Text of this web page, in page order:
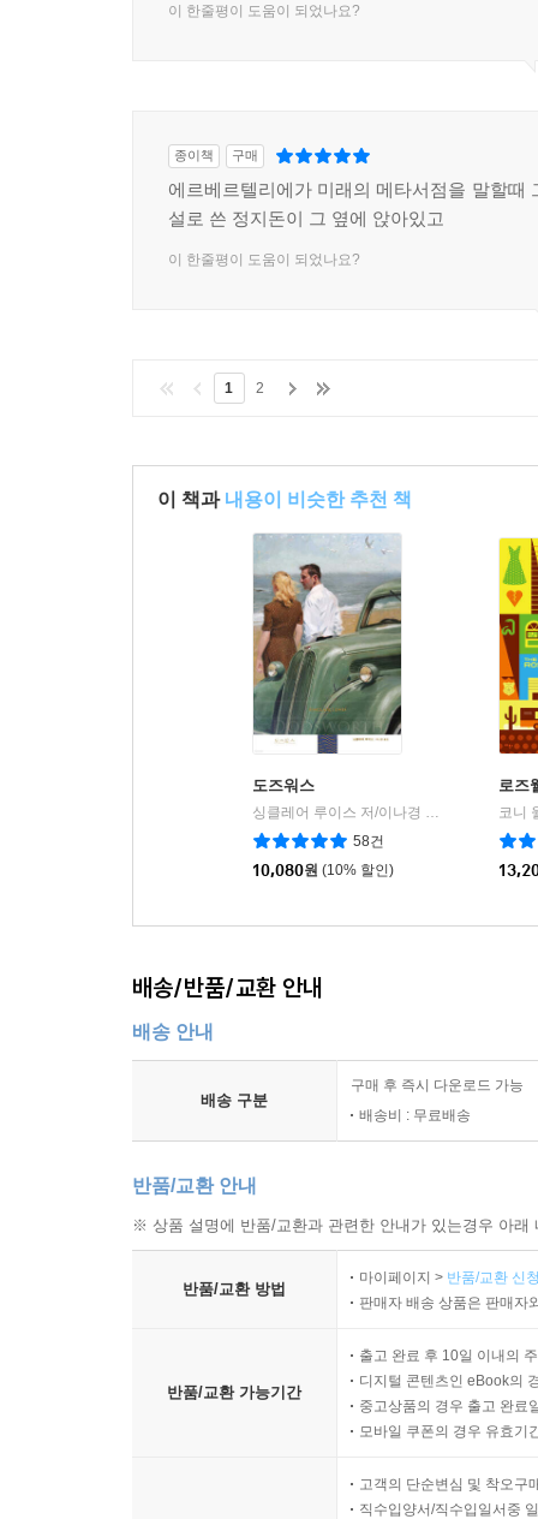
이 한줄평이 도움이 되었나요?
종이책 구매
에르베르텔리에가 미래의 메타서점을 말할때
설로 쓴 정지돈이 그 옆에 앉아있고
이 한줄평이 도움이 되었나요?
1 2
이 책과 내용이 비슷한 추천 책
도즈워스
휴머니스트
58건
10,080원 (10% 할인)
로즈
코니
배송/반품/교환 안내
배송 안내
배송 구분
구매 후 즉시 다운로드 가능
배송비 : 무료배송
반품/교환 안내
※ 상품 설명에 반품/교환과 관련한 안내가 있는경우 아
반품/교환 방법
마이페이지 > 반품/교환 신
판매자 배송 상품은 판매자
반품/교환 가능기간
출고 완료 후 10일 이내의
디지털 콘텐츠인 eBook의
중고상품의 경우 출고 완료
모바일 쿠폰의 경우 유효기
고객의 단순변심 및 착오구
직수입양서/직수입일서중